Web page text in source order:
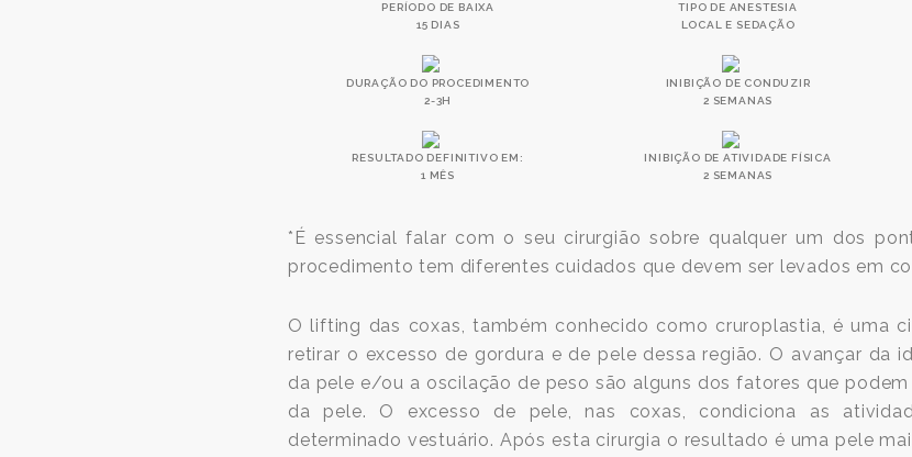
PERÍODO DE BAIXA
15 DIAS
TIPO DE ANESTESIA
LOCAL E SEDAÇÃO
DURAÇÃO DO PROCEDIMENTO
2-3H
INIBIÇÃO DE CONDUZIR
2 SEMANAS
RESULTADO DEFINITIVO EM:
1 MÊS
INIBIÇÃO DE ATIVIDADE FÍSICA
2 SEMANAS
*É essencial falar com o seu cirurgião sobre qualquer um dos
procedimento tem diferentes cuidados que devem ser levados em
O lifting das coxas, também conhecido como cruroplastia, é uma
retirar o excesso de gordura e de pele dessa região. O avançar da
da pele e/ou a oscilação de peso são alguns dos fatores que
da pele. O excesso de pele, nas coxas, condiciona as
determinado vestuário. Após esta cirurgia o resultado é uma pele